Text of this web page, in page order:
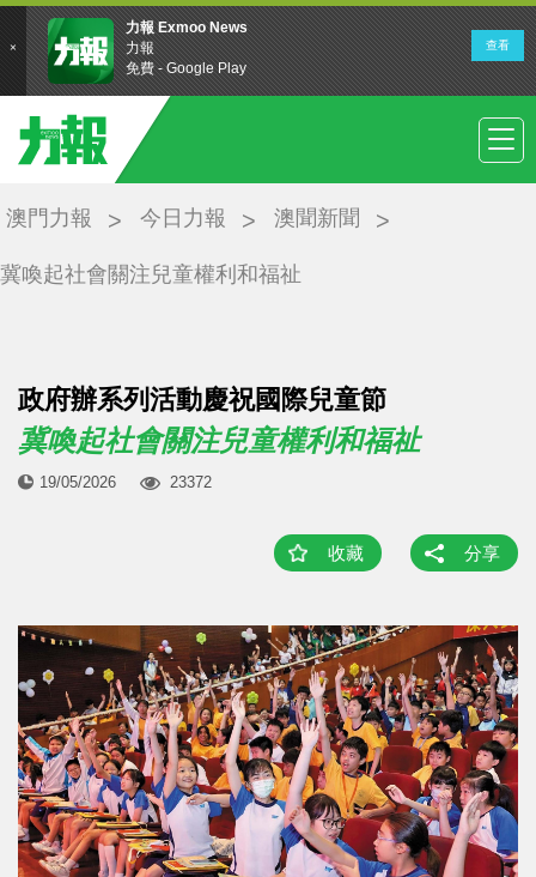
澳門力報 今日力報 澳聞新聞
冀喚起社會關注兒童權利和福祉
政府辦系列活動慶祝國際兒童節
冀喚起社會關注兒童權利和福祉
19/05/2026 23372
收藏 分享